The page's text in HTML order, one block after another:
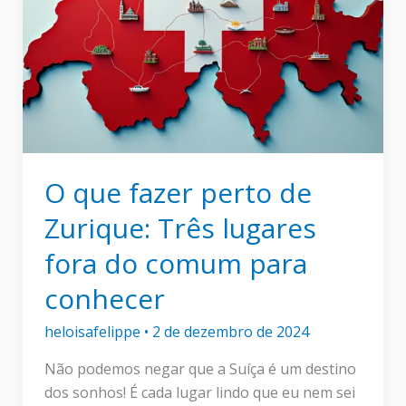
O que fazer perto de
Zurique: Três lugares
fora do comum para
conhecer
heloisafelippe • 2 de dezembro de 2024
Não podemos negar que a Suíça é um destino
dos sonhos! É cada lugar lindo que eu nem sei